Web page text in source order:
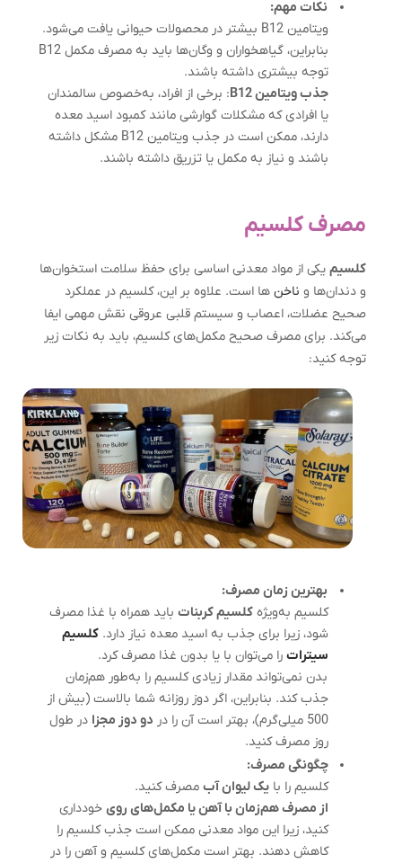
نکات مهم:
ویتامین B12 بیشتر در محصولات حیوانی یافت می‌شود.
بنابراین، گیاهخواران و وگان‌ها باید به مصرف مکمل B12
توجه بیشتری داشته باشند.
جذب ویتامین B12
: برخی از افراد، به‌خصوص سالمندان
یا افرادی که مشکلات گوارشی مانند کمبود اسید معده
دارند، ممکن است در جذب ویتامین B12 مشکل داشته
باشند و نیاز به مکمل یا تزریق داشته باشند.
مصرف کلسیم
کلسیم یکی از مواد معدنی اساسی برای حفظ سلامت استخوان‌ها
و دندان‌ها و ناخن ها است. علاوه بر این، کلسیم در عملکرد
صحیح عضلات، اعصاب و سیستم قلبی عروقی نقش مهمی ایفا
می‌کند. برای مصرف صحیح مکمل‌های کلسیم، باید به نکات زیر
توجه کنید:
بهترین زمان مصرف:
کلسیم به‌ویژه کلسیم کربنات باید همراه با غذا مصرف
شود، زیرا برای جذب به اسید معده نیاز دارد. کلسیم
سیترات را می‌توان با یا بدون غذا مصرف کرد.
بدن نمی‌تواند مقدار زیادی کلسیم را به‌طور هم‌زمان
جذب کند. بنابراین، اگر دوز روزانه شما بالاست (بیش از
500 میلی‌گرم)، بهتر است آن را در
دو دوز مجزا در طول
روز مصرف کنید.
چگونگی مصرف:
کلسیم را با یک لیوان آب مصرف کنید.
از مصرف هم‌زمان با آهن یا مکمل‌های روی خودداری
کنید، زیرا این مواد معدنی ممکن است جذب کلسیم را
کاهش دهند. بهتر است مکمل‌های کلسیم و آهن را در